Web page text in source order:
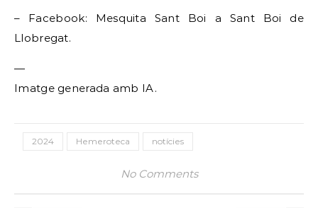
– Facebook: Mesquita Sant Boi a Sant Boi de
Llobregat.
—
Imatge generada amb IA.
2024 Hemeroteca notícies
No Comments